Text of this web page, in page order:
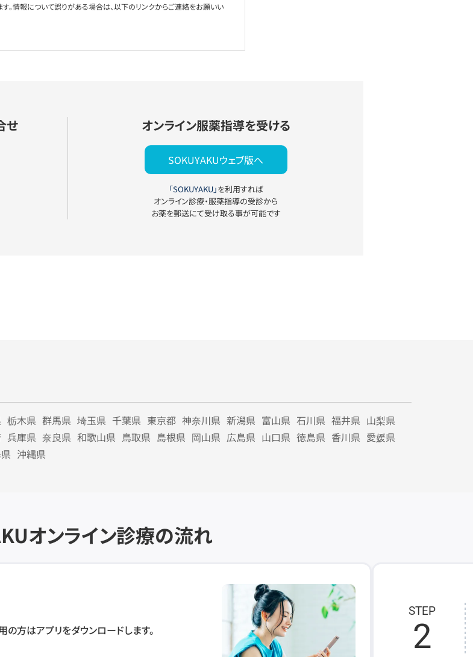
。情報について誤りがある場合は、以下のリンクからご連絡をお願いい
せ オンライン服薬指導を受ける
SOKUYAKUウェブ版へ
「SOKUYAKU」を利用すれば
オンライン診療・服薬指導の受診から
お薬を郵送にて受け取る事が可能です
栃木県 群馬県 埼玉県 千葉県 東京都 神奈川県 新潟県 富山県 石川県 福井県 山梨県
兵庫県 奈良県 和歌山県 鳥取県 島根県 岡山県 広島県 山口県 徳島県 香川県 愛媛県
沖縄県
オンライン診療の流れ
の方はアプリをダウンロードします。
STEP
2